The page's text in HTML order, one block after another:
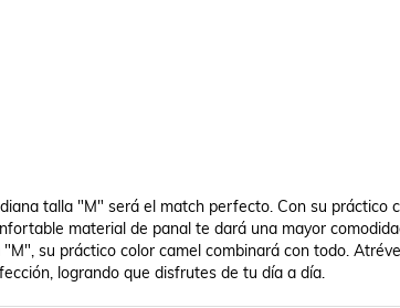
talla "M" será el match perfecto. Con su práctico
material de panal te dará una mayor
su práctico color camel combinará con todo.
logrando que disfrutes de tu día a día.